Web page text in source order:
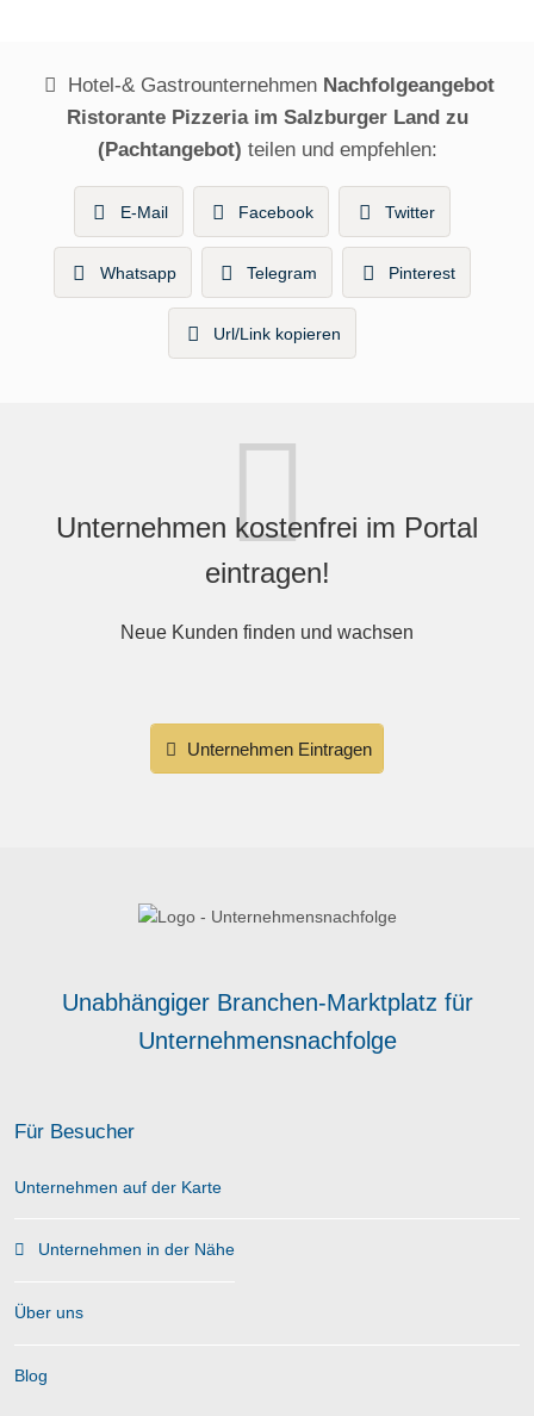
Hotel-& Gastrounternehmen Nachfolgeangebot
Ristorante Pizzeria im Salzburger Land zu
(Pachtangebot) teilen und empfehlen:
E-Mail Facebook Twitter
Whatsapp Telegram Pinterest
Url/Link kopieren
Unternehmen kostenfrei im Portal
eintragen!
Neue Kunden finden und wachsen
Unternehmen Eintragen
Unabhängiger Branchen-Marktplatz für
Unternehmensnachfolge
Für Besucher
Unternehmen auf der Karte
Unternehmen in der Nähe
Über uns
Blog